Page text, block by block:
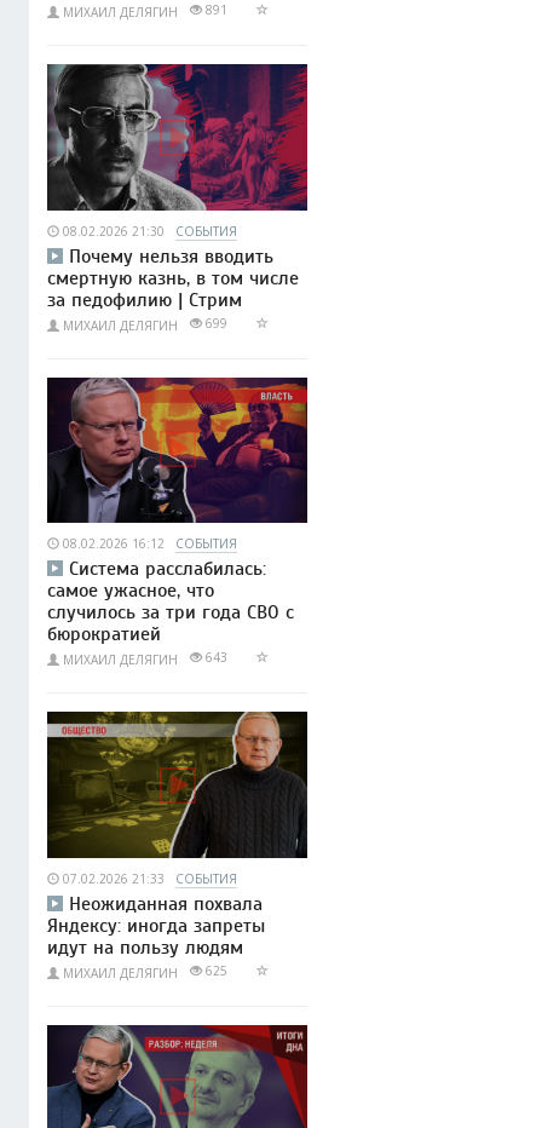
МИХАИЛ ДЕЛЯГИН 891
08.02.2026 21:30 СОБЫТИЯ
Почему нельзя вводить
смертную казнь, в том числе
за педофилию | Стрим
МИХАИЛ ДЕЛЯГИН 699
08.02.2026 16:12 СОБЫТИЯ
Система расслабилась:
самое ужасное, что
случилось за три года СВО с
бюрократией
МИХАИЛ ДЕЛЯГИН 643
07.02.2026 21:33 СОБЫТИЯ
Неожиданная похвала
Яндексу: иногда запреты
идут на пользу людям
МИХАИЛ ДЕЛЯГИН 625